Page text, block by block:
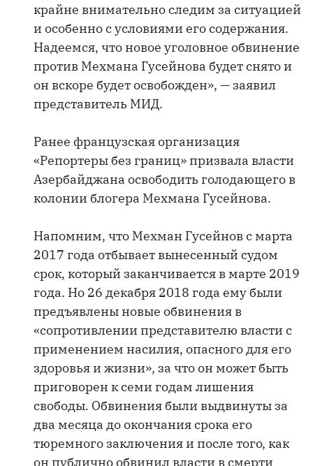
крайне внимательно следим за ситуацией
и особенно с условиями его содержания.
Надеемся, что новое уголовное обвинение
против Мехмана Гусейнова будет снято и
он вскоре будет освобожден», — заявил
представитель МИД.
Ранее французская организация
«Репортеры без границ» призвала власти
Азербайджана освободить голодающего в
колонии блогера Мехмана Гусейнова.
Напомним, что Мехман Гусейнов с марта
2017 года отбывает вынесенный судом
срок, который заканчивается в марте 2019
года. Но 26 декабря 2018 года ему были
предъявлены новые обвинения в
«сопротивлении представителю власти с
применением насилия, опасного для его
здоровья и жизни», за что он может быть
приговорен к семи годам лишения
свободы. Обвинения были выдвинуты за
два месяца до окончания срока его
тюремного заключения и после того, как
он публично обвинил власти в смерти